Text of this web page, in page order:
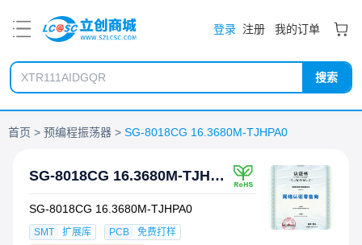
登录 注册 我的订单
搜索
首页 预编程振荡器 SG-8018CG 16.3680M-TJHPA0
SG-8018CG 16.3680M-TJHPA0
SG-8018CG 16.3680M-TJHPA0
SMT 扩展库 PCB
免费打样